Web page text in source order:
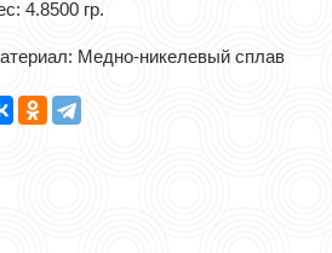
4.8500 гр.
Медно-никелевый сплав